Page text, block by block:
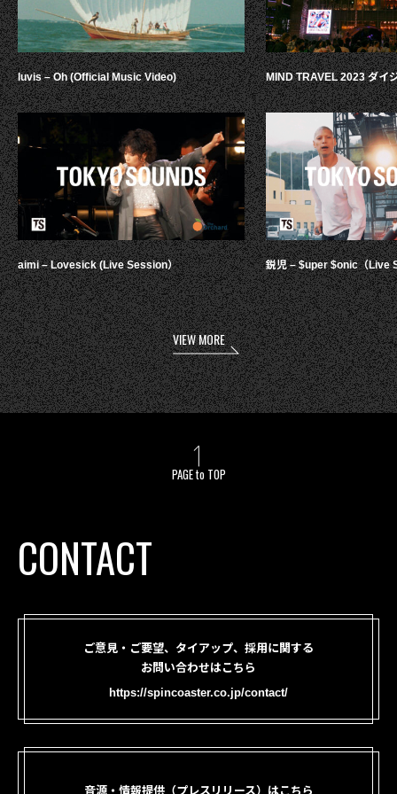
luvis – Oh (Official Music Video)
aimi – Lovesick (Live Session）
MIND TRAVEL 2023 ダイ
鋭児 – $uper $onic（Live
VIEW MORE
PAGE to TOP
CONTACT
ご意見・ご要望、タイアップ、採用に関する
お問い合わせはこちら
https://spincoaster.co.jp/contact/
音源・情報提供（プレスリリース）はこちら